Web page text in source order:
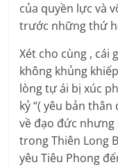
của quyền lực và
trước những thứ
Xét cho cùng , cái
không khủng
lòng tự ái bị xúc
kỷ “( yêu bản
về đạo đức nhưng
trong Thiên Long
yêu Tiêu Phong